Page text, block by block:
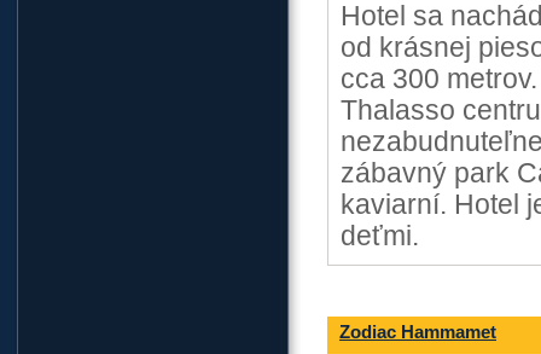
Hotel sa
od krásnej
cca 300
Thalasso
zábavný park
kaviarní. Hotel
deťmi.
Zodiac Hammamet